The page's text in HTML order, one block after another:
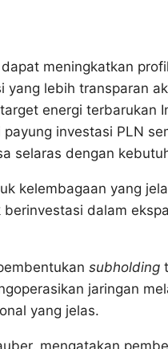
meningkatkan
yang lebih transparan
energi terbarukan
investasi PLN
selaras dengan
kelembagaan yang
dalam
subholding
jaringan
yang jelas.
mengatakan